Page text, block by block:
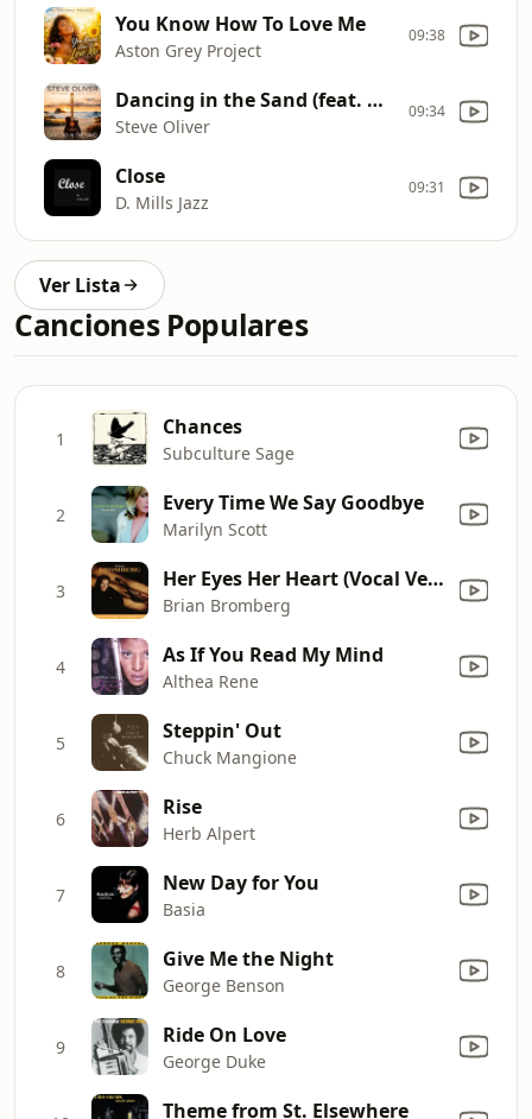
You Know How To Love Me
Aston Grey Project
09:38
Dancing in the Sand (feat. Peter White)
Steve Oliver
09:34
Close
D. Mills Jazz
09:31
Ver Lista
Canciones Populares
1 Chances
Subculture Sage
2 Every Time We Say Goodbye
Marilyn Scott
3 Her Eyes Her Heart (Vocal Version)
Brian Bromberg
4 As If You Read My Mind
Althea Rene
5 Steppin' Out
Chuck Mangione
6 Rise
Herb Alpert
7 New Day for You
Basia
8 Give Me the Night
George Benson
9 Ride On Love
George Duke
Theme from St. Elsewhere